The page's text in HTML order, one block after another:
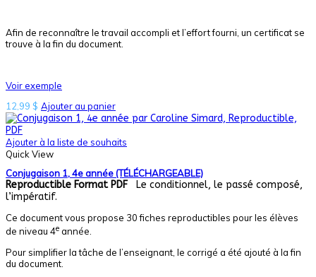
Afin de reconnaître le travail accompli et l’effort fourni, un certificat se
trouve à la fin du document.
Voir exemple
12,99 $ Ajouter au panier
Ajouter à la liste de souhaits
Quick View
Conjugaison 1, 4e année (TÉLÉCHARGEABLE)
Reproductible Format PDF Le conditionnel, le passé composé,
l’impératif.
Ce document vous propose 30 fiches reproductibles pour les élèves
de niveau 4e année.
Pour simplifier la tâche de l’enseignant, le corrigé a été ajouté à la fin
du document.